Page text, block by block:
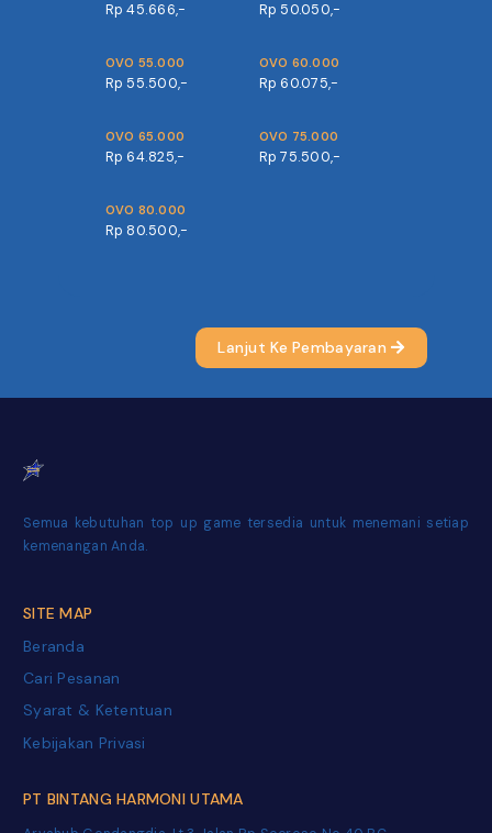
Rp 45.666,- Rp 50.050,-
OVO 55.000
Rp 55.500,-
OVO 60.000
Rp 60.075,-
OVO 65.000
Rp 64.825,-
OVO 75.000
Rp 75.500,-
OVO 80.000
Rp 80.500,-
Lanjut Ke Pembayaran
Semua kebutuhan top up game tersedia untuk menemani setiap
kemenangan Anda.
SITE MAP
Beranda
Cari Pesanan
Syarat & Ketentuan
Kebijakan Privasi
PT BINTANG HARMONI UTAMA